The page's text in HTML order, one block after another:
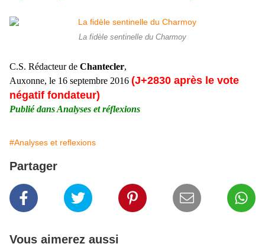
La fidèle sentinelle du Charmoy
C.S. Rédacteur de Chantecler,
Auxonne, le 16 septembre 2016 (J+2830 après le vote
négatif fondateur)
Publié dans Analyses et réflexions
#Analyses et reflexions
Partager
Vous aimerez aussi